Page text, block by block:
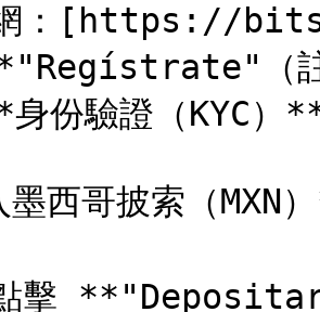
網：[https://
（註
份驗證（KYC）
西哥披索（MXN
擊